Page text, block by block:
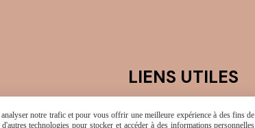
LIENS UTILES
MON COMPTE
notre trafic et pour vous offrir une meilleure expérience à des fins de
technologies pour stocker et accéder à des informations personnelles